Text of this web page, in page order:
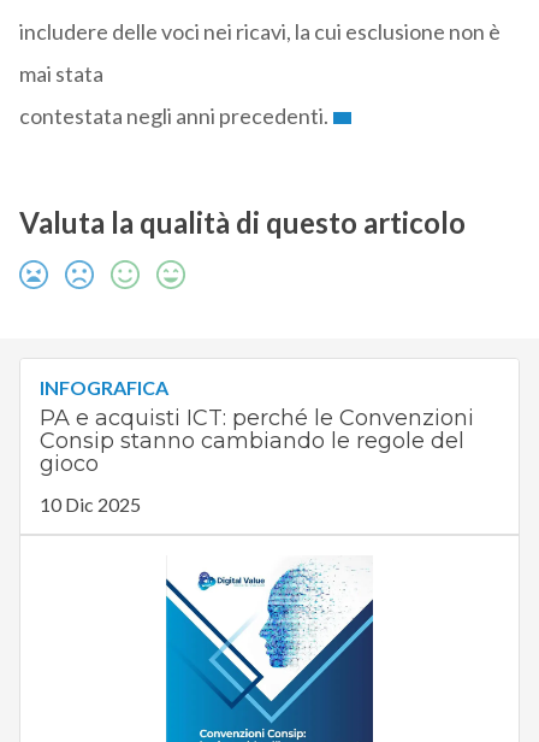
includere delle voci nei ricavi, la cui esclusione non è
mai stata
contestata negli anni precedenti.
Valuta la qualità di questo articolo
INFOGRAFICA
PA e acquisti ICT: perché le Convenzioni
Consip stanno cambiando le regole del
gioco
10 Dic 2025